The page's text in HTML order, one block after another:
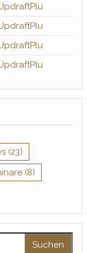
(23)
(8)